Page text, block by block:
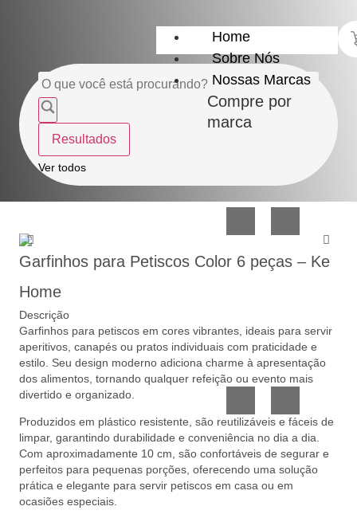
Home
Sobre Nós
Nossas Marcas
Compre por
marca
Lar
Organização
Utilidades
de
Vidro
Confeitaria
e
Presente
Resultados
Ver todos
Garfinhos para Petiscos Color 6 peças – Ke
Home
Descrição
Garfinhos para petiscos em cores vibrantes, ideais para servir
aperitivos, canapés ou pratos individuais com praticidade e
estilo. Seu design moderno adiciona charme à apresentação
dos alimentos, tornando qualquer refeição ou evento mais
divertido e organizado.
Produzidos em plástico resistente, são reutilizáveis e fáceis de
limpar, garantindo durabilidade e conveniência no dia a dia.
Com aproximadamente 10 cm, são confortáveis de segurar e
perfeitos para pequenas porções, oferecendo uma solução
prática e elegante para servir petiscos em casa ou em
ocasiões especiais.